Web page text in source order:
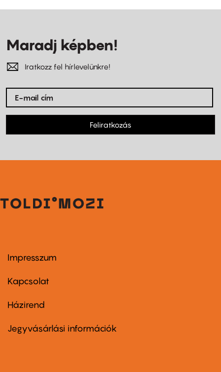
Maradj képben!
Iratkozz fel hírlevelünkre!
Feliratkozás
Footer
first
Impresszum
Kapcsolat
Footer
second
Házirend
Jegyvásárlási információk